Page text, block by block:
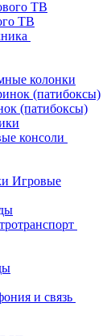
ТВ
колонки
(патибоксы)
консоли
Игровые
и связь